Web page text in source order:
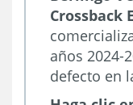
Crossback
años 2024-
defecto en